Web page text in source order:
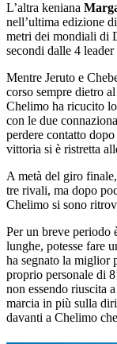
L’altra keniana
nell’ultima edizione
metri dei mondiali di
secondi dalle 4 leader
Mentre Jeruto e
corso sempre dietro
Chelimo ha ricucito lo
con le due
perdere contatto
vittoria si è ristretta
A metà del giro
tre rivali, ma dopo
Chelimo si sono
Per un breve periodo
lunghe, potesse fare
ha segnato la miglior
proprio personale di
non essendo riuscita
marcia in più sulla
davanti a Chelimo